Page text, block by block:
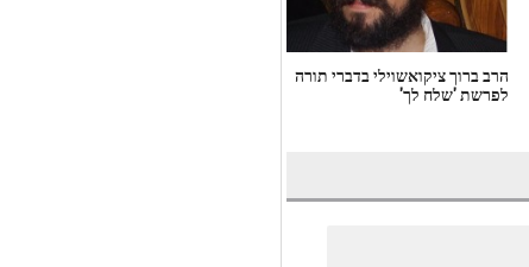
הרב ברוך ציקואשוילי בדברי תורה
לפרשת 'שלח לך'